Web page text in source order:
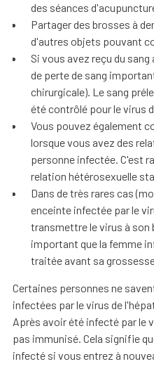
des séances
Partager des brosses à
d'autres objets pouvant
Si vous avez reçu du
de perte de sang
chirurgicale). Le sang
été contrôlé pour le virus
Vous pouvez également
lorsque vous avez des
personne infectée. C'est
relation hétérosexuelle
Dans de très rares cas
enceinte infectée par le
transmettre le virus à son
important que la femme
traitée avant sa
Certaines personnes ne
infectées par le virus de
Après avoir été infecté par le
pas immunisé. Cela signifie
infecté si vous entrez à